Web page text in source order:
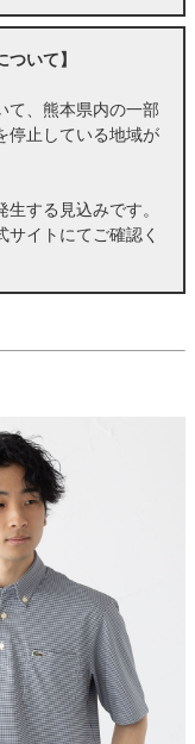
いて】
て、熊本県内の一部
停止している地域が
する見込みです。
イトにてご確認く